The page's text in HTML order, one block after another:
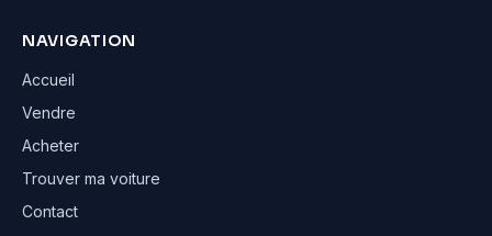
NAVIGATION
Accueil
Vendre
Acheter
Trouver ma voiture
Contact